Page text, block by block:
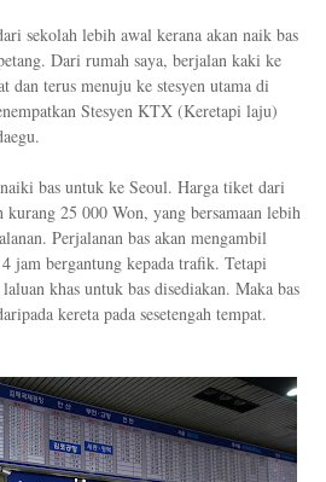
sekolah lebih awal kerana akan naik bas
Dari rumah saya, berjalan kaki ke
dan terus menuju ke stesyen utama di
Stesyen KTX (Keretapi laju)
bas untuk ke Seoul. Harga tiket dari
kurang 25 000 Won, yang bersamaan lebih
Perjalanan bas akan mengambil
jam bergantung kepada trafik. Tetapi
khas untuk bas disediakan. Maka bas
kereta pada sesetengah tempat.